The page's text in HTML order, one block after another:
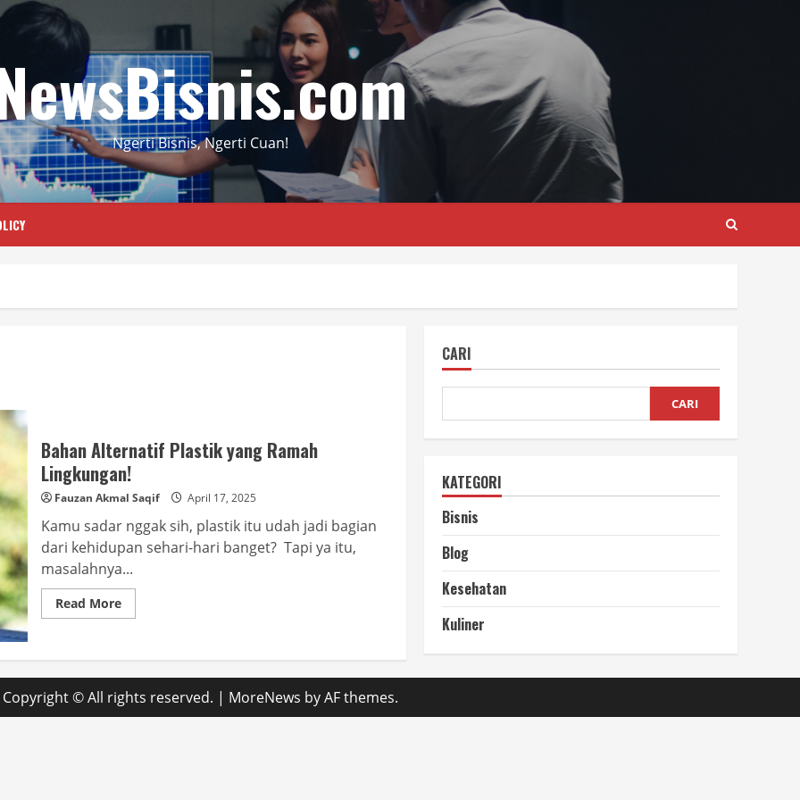
Ngerti Bisnis, Ngerti Cuan!
Bahan Alternatif Plastik yang Ramah
Lingkungan!
Fauzan Akmal Saqif April 17, 2025
Kamu sadar nggak sih, plastik itu udah jadi bagian
dari kehidupan sehari-hari banget? Tapi ya itu,
masalahnya...
Read MoreRead
more
Plastik
yang
Ramah
Lingkungan!
CARI
CARI
KATEGORI
Bisnis
Blog
Kesehatan
Kuliner
Copyright © All rights reserved. | MoreNews by AF themes.